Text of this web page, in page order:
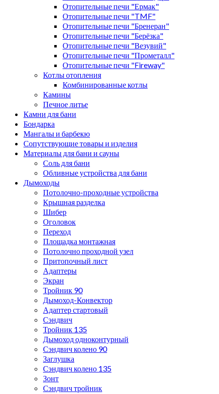
Отопительные печи "Ермак"
Отопительные печи "TMF"
Отопительные печи "Бренеран"
Отопительные печи "Берёзка"
Отопительные печи "Везувий"
Отопительные печи "Прометалл"
Отопительные печи "Fireway"
Котлы отопления
Комбинированные котлы
Камины
Печное литье
Камни для бани
Бондарка
Мангалы и барбекю
Сопутствующие товары и изделия
Материалы для бани и сауны
Соль для бани
Обливные устройства для бани
Дымоходы
Потолочно-проходные устройства
Крышная разделка
Шибер
Оголовок
Переход
Площадка монтажная
Потолочно проходной узел
Притопочный лист
Адаптеры
Экран
Тройник 90
Дымоход-Конвектор
Адаптер стартовый
Сэндвич
Тройник 135
Дымоход одноконтурный
Сэндвич колено 90
Заглушка
Сэндвич колено 135
Зонт
Сэндвич тройник